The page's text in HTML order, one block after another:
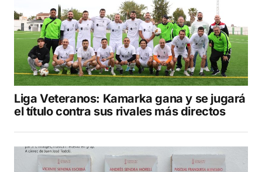
Liga Veteranos: Kamarka gana y se jugará
el título contra sus rivales más directos